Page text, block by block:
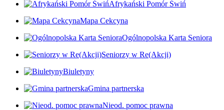
Afrykański Pomór Świń
Mapa Cekcyna
Ogólnopolska Karta Seniora
Seniorzy w Re(Akcji)
Biuletyny
Gmina partnerska
Nieod. pomoc prawna